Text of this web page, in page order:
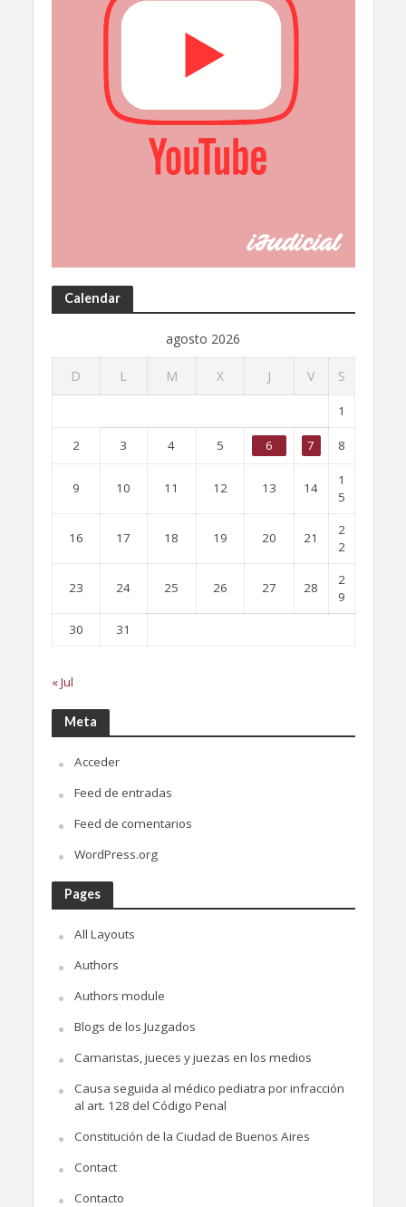
Calendar
agosto 2026
D L M X J V S
1
2 3 4 5 6 7 8
9 10 11 12 13 14
1
5
16 17 18 19 20 21
2
2
23 24 25 26 27 28
2
9
30
31
« Jul
Meta
Acceder
Feed de entradas
Feed de comentarios
WordPress.org
Pages
All Layouts
Authors
Authors module
Blogs de los Juzgados
Camaristas, jueces y juezas en los medios
Causa seguida al médico pediatra por infracción
al art. 128 del Código Penal
Constitución de la Ciudad de Buenos Aires
Contact
Contacto